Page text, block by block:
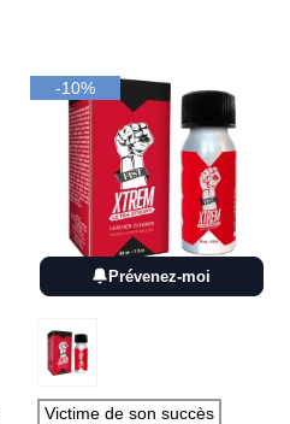
Prévenez-moi
-10%
Victime de son succès